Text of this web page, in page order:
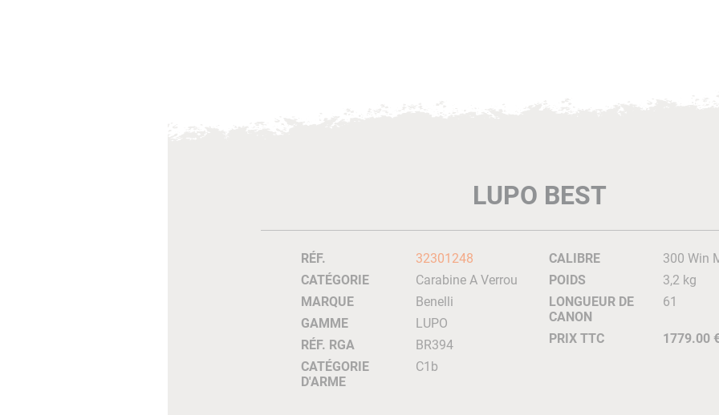
LUPO BEST
RÉF.
32301248
CATÉGORIE
Carabine A Verrou
MARQUE
Benelli
GAMME
LUPO
RÉF. RGA
BR394
CATÉGORIE
D'ARME
C1b
CALIBRE
300 Win
POIDS
3,2 kg
LONGUEUR DE
CANON
61
PRIX TTC 1779.00